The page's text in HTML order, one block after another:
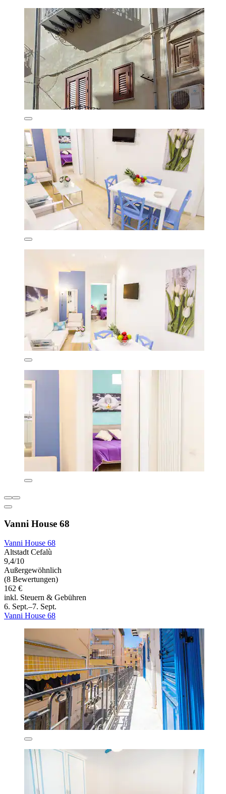
Vanni House 68
Vanni House 68
Altstadt Cefalù
9,4/10
Außergewöhnlich
(8 Bewertungen)
162 €
inkl. Steuern & Gebühren
6. Sept.–7. Sept.
Vanni House 68